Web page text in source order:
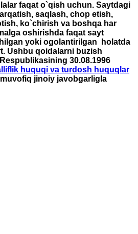
faqat o`qish uchun. Saytdagi
saqlash, chop etish,
ko`chirish va boshqa har
oshirishda faqat sayt
yoki ogolantirilgan holatda
Ushbu qoidalarni buzish
30.08.1996
huquqi va turdosh huquqlar
jinoiy javobgarligla